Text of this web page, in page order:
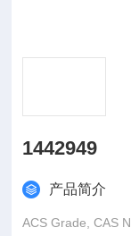
1442949
产品简介
ACS Grade, CAS